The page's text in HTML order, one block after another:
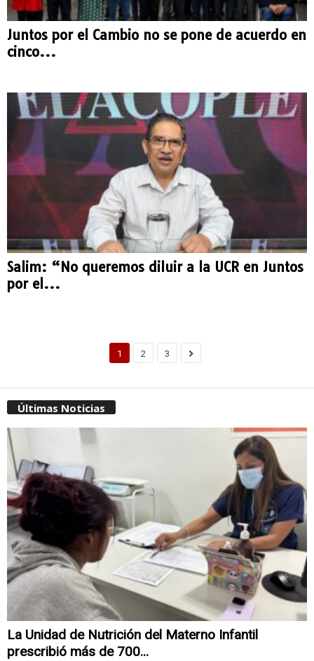
Juntos por el Cambio no se pone de acuerdo en
cinco...
Salim: “No queremos diluir a la UCR en Juntos
por el...
1 2 3
Últimas Noticias
La Unidad de Nutrición del Materno Infantil
prescribió más de 700...